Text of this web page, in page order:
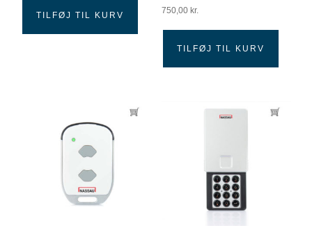
TILFØJ TIL KURV 750,00 kr.
TILFØJ TIL KURV